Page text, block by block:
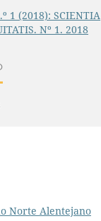
1 (2018): SCIENTIA
Nº 1. 2018
Norte Alentejano